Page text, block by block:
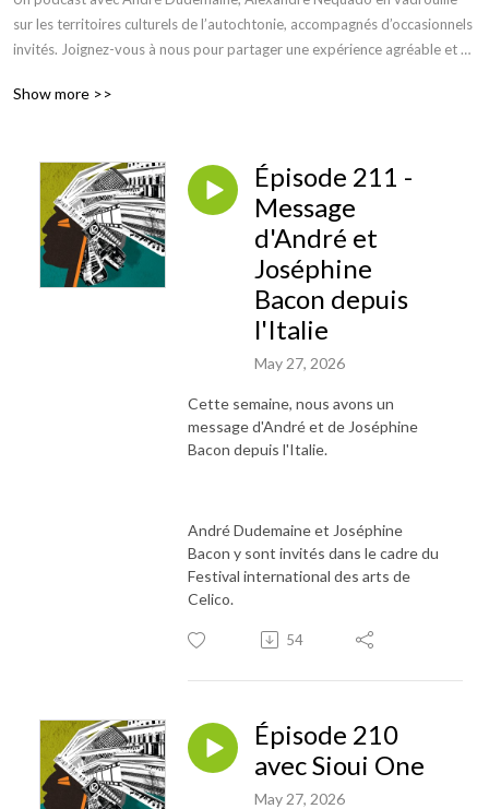
sur les territoires culturels de l’autochtonie, accompagnés d’occasionnels
invités. Joignez-vous à nous pour partager une expérience agréable et
littérature, la cuisine, les arts et bien plus encore! Notre mission consiste
des cultures autochtones.
En direct tous les mercredis midi sur notre page Facebook.
Show more >>
Épisode 211 -
Message
d'André et
Joséphine
Bacon depuis
l'Italie
May 27, 2026
Cette semaine, nous avons un
message d'André et de Joséphine
Bacon depuis l'Italie.
André Dudemaine et Joséphine
Bacon y sont invités dans le cadre du
Festival international des arts de
Celico.
54
Épisode 210
avec Sioui One
May 27, 2026